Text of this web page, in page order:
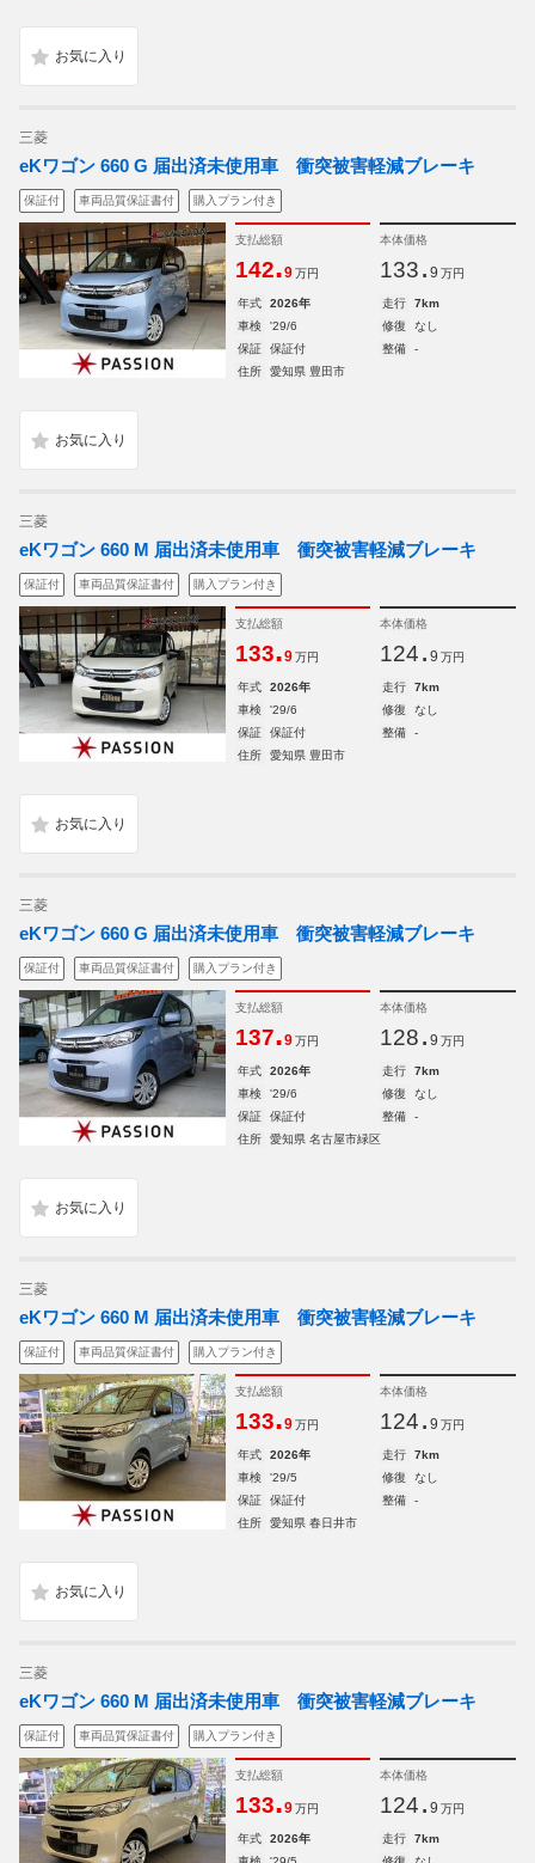
三菱
eKワゴン 660 G 届出済未使用車 衝突被害軽減ブレーキ
保証付 車両品質保証書付 購入プラン付き
支払総額
142.9 万円
本体価格
133. 9 万円
年式 2026年 走行
7km
車検
'29/6 修復
なし
保証
保証付 整備
-
住所
愛知県 豊田市
三菱
eKワゴン 660 M 届出済未使用車 衝突被害軽減ブレーキ
保証付 車両品質保証書付 購入プラン付き
支払総額
133.9 万円
本体価格
124. 9 万円
年式 2026年 走行
7km
車検
'29/6 修復
なし
保証
保証付 整備
-
住所
愛知県 豊田市
三菱
eKワゴン 660 G 届出済未使用車 衝突被害軽減ブレーキ
保証付 車両品質保証書付 購入プラン付き
支払総額
137.9 万円
本体価格
128. 9 万円
年式 2026年 走行
7km
車検
'29/6 修復
なし
保証
保証付 整備
-
住所
愛知県 名古屋市緑区
三菱
eKワゴン 660 M 届出済未使用車 衝突被害軽減ブレーキ
保証付 車両品質保証書付 購入プラン付き
支払総額
133.9 万円
本体価格
124. 9 万円
年式 2026年 走行
7km
車検
'29/5 修復
なし
保証
保証付 整備
-
住所
愛知県 春日井市
三菱
eKワゴン 660 M 届出済未使用車 衝突被害軽減ブレーキ
保証付 車両品質保証書付 購入プラン付き
支払総額
133.9 万円
本体価格
124. 9 万円
年式 2026年 走行
7km